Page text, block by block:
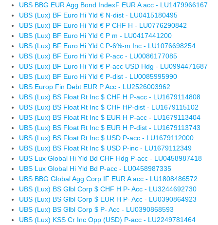
UBS BBG EUR Agg Bond IndexF EUR A acc - LU1479966167
UBS (Lux) BF Euro Hi Yld € N-dist - LU0415180495
UBS (Lux) BF Euro Hi Yld € P CHF H - LU0776290842
UBS (Lux) BF Euro Hi Yld € P m - LU0417441200
UBS (Lux) BF Euro Hi Yld € P-6%-m Inc - LU1076698254
UBS (Lux) BF Euro Hi Yld € P-acc - LU0086177085
UBS (Lux) BF Euro Hi Yld € P-acc USD Hdg - LU0994471687
UBS (Lux) BF Euro Hi Yld € P-dist - LU0085995990
UBS Europ Fin Debt EUR P Acc - LU2526003962
UBS (Lux) BS Float Rt Inc $ CHF H P-acc - LU1679114808
UBS (Lux) BS Float Rt Inc $ CHF HP-dist - LU1679115102
UBS (Lux) BS Float Rt Inc $ EUR H P-acc - LU1679113404
UBS (Lux) BS Float Rt Inc $ EUR H P-dist - LU1679113743
UBS (Lux) BS Float Rt Inc $ USD P-acc - LU1679112000
UBS (Lux) BS Float Rt Inc $ USD P-inc - LU1679112349
UBS Lux Global Hi Yld Bd CHF Hdg P-acc - LU0458987418
UBS Lux Global Hi Yld Bd P-acc - LU0458987335
UBS BBG Global Agg Corp IF EUR A acc - LU1808486572
UBS (Lux) BS Glbl Corp $ CHF H P- Acc - LU3244692730
UBS (Lux) BS Glbl Corp $ EUR H P- Acc - LU0390864923
UBS (Lux) BS Glbl Corp $ P- Acc - LU0390868593
UBS (Lux) KSS Cr Inc Opp (USD) P-acc - LU2249781464